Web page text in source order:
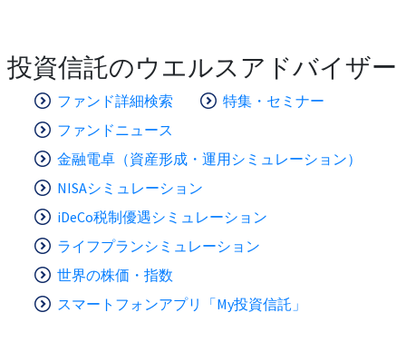
投資信託のウエルスアドバイザー
ファンド詳細検索
特集・セミナー
ファンドニュース
金融電卓（資産形成・運用シミュレーション）
NISAシミュレーション
iDeCo税制優遇シミュレーション
ライフプランシミュレーション
世界の株価・指数
スマートフォンアプリ「My投資信託」